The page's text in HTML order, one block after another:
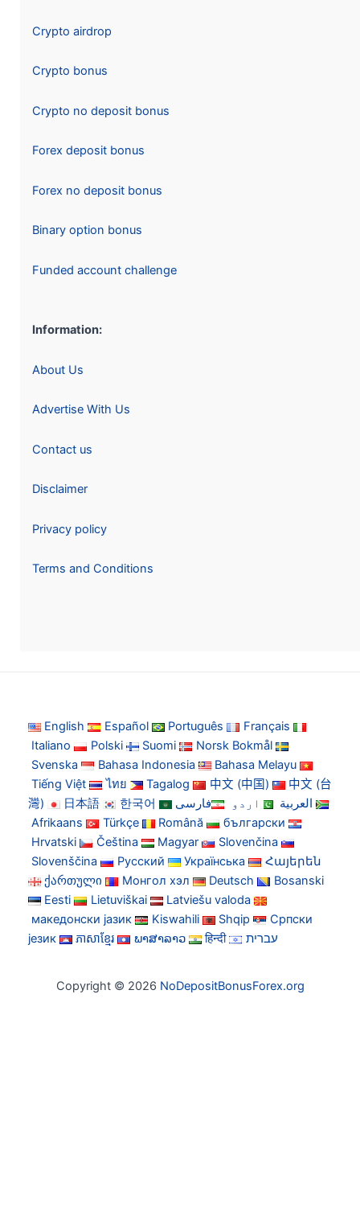
Crypto airdrop
Crypto bonus
Crypto no deposit bonus
Forex deposit bonus
Forex no deposit bonus
Binary option bonus
Funded account challenge
Information:
About Us
Advertise With Us
Contact us
Disclaimer
Privacy policy
Terms and Conditions
English Español Português
Français
Italiano
Polski Suomi
Norsk Bokmål
Svenska
Bahasa Indonesia
Bahasa Melayu
Tiếng Việt
ไทย Tagalog 中文 (中国)
中文 (台
灣)
日本語 한국어 العربية اردو
فارسی
Afrikaans
Türkçe Română
български
Hrvatski
Čeština Magyar
Slovenčina
Slovenščina
Русский Українська
Հայերեն
ქართული
Монгол хэл Deutsch
Bosanski
Eesti
Lietuviškai
Latviešu valoda
македонски јазик
Kiswahili Shqip
Српски
језик
ភាសាខ្មែរ ພາສາລາວ हिन्दी עברית
Copyright © 2026 NoDepositBonusForex.org